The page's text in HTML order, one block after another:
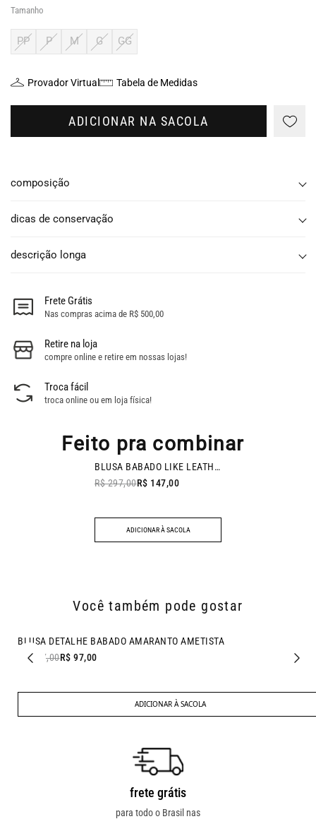
Tamanho
PP P M G GG
Provador Virtual Tabela de Medidas
ADICIONAR NA SACOLA
composição
dicas de conservação
descrição longa
Frete Grátis
Nas compras acima de R$ 500,00
Retire na loja
compre online e retire em nossas lojas!
Troca fácil
troca online ou em loja física!
Feito pra combinar
BAZAR
BLUSA BABADO LIKE LEATHER CARAMELO
R$ 297,00R$ 147,00
ADICIONAR À SACOLA
Você também pode gostar
- 51% OFF
BLUSA DETALHE BABADO AMARANTO AMETISTA
R$ 197,00R$ 97,00
ADICIONAR À SACOLA
frete grátis
para todo o Brasil nas